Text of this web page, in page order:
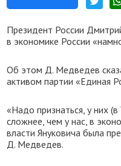
Президент России
в экономике России
Об этом Д. Медведев
активом партии «Единая
«Надо признаться, у них
сложнее, чем у нас, в
власти Януковича была
Д. Медведев.